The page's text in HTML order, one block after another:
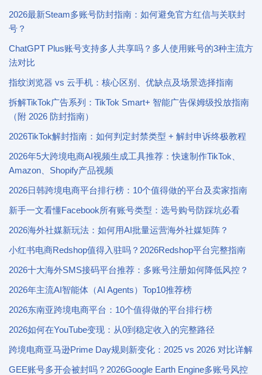
2026最新Steam多账号防封指南：如何避免官方红信与关联封
号？
ChatGPT Plus账号支持多人共享吗？多人使用账号的3种主流方
法对比
指纹浏览器 vs 云手机：核心区别、优缺点及场景选择指南
拆解TikTok广告系列：TikTok Smart+ 智能广告保姆级投放指南
（附 2026 防封指南）
2026TikTok解封指南：如何判定封禁类型 + 解封申诉终极教程
2026年5大跨境电商AI视频生成工具推荐：快速制作TikTok、
Amazon、Shopify产品视频
2026日韩跨境电商平台排行榜：10个值得做的平台及卖家指南
新手一文看懂Facebook所有账号类型：选号购号防踩坑必看
2026海外社媒新玩法：如何用AI批量运营海外社媒矩阵？
小红书电商Redshop值得入驻吗？2026Redshop平台完整指南
2026十大海外SMS接码平台推荐：多账号注册如何降低风控？
2026年主流AI智能体（AI Agents）Top10推荐榜
2026东南亚跨境电商平台：10个值得做的平台排行榜
2026如何在YouTube变现：从0到稳定收入的完整路径
跨境电商亚马逊Prime Day规则新变化：2025 vs 2026 对比详解
GEE账号多开会被封吗？2026Google Earth Engine多账号风控